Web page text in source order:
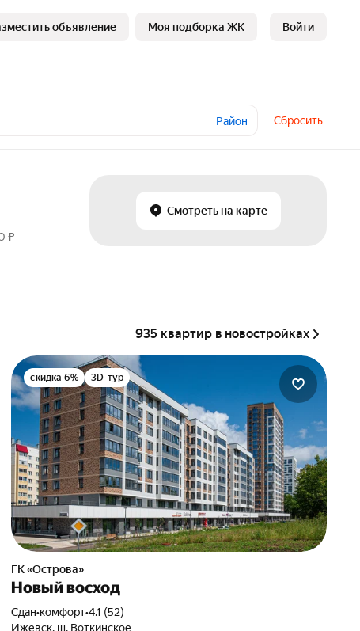
объявление Моя подборка ЖК Войти
Район Сбросить
₽
Смотреть на карте
935 квартир в новостройках
скидка 6% 3D-тур
ГК «Острова»
Новый восход
Сдан•комфорт•4.1 (52)
Ижевск, ш. Воткинское